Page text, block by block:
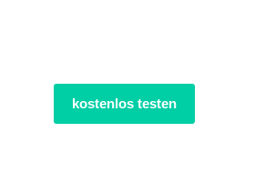
kostenlos testen